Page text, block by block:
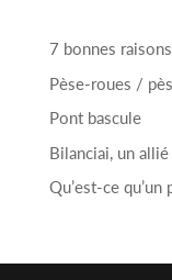
7 bonnes
Pèse-roues /
Pont bascule
Bilanciai, un
Qu’est-ce